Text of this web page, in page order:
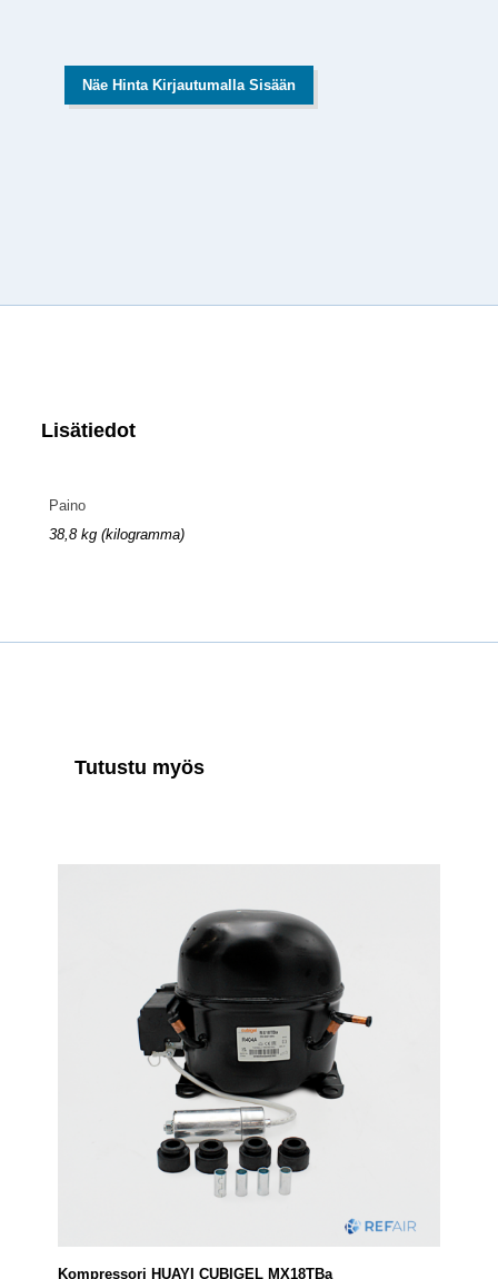
Näe Hinta Kirjautumalla Sisään
Lisätiedot
Paino
38,8 kg (kilogramma)
Tutustu myös
Kompressori HUAYI CUBIGEL MX18TBa